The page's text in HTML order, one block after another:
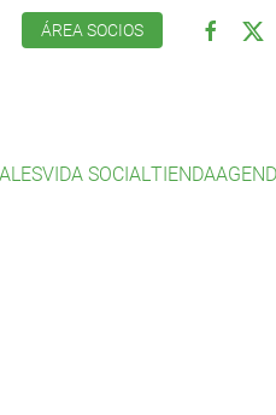
ÁREA SOCIOS
VIDA SOCIALTIENDA